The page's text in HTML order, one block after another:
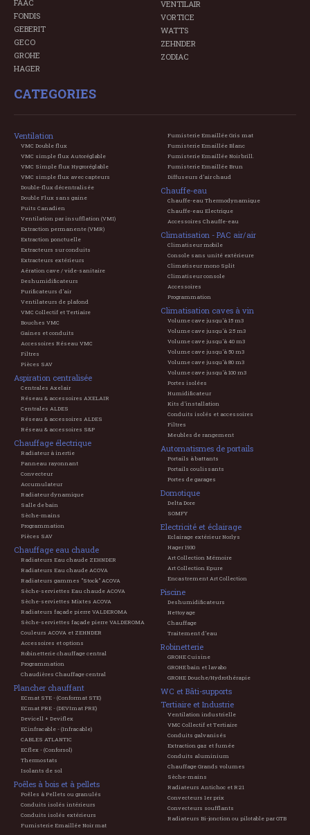
FAAC
FONDIS
GEBERIT
GECO
GROHE
HAGER
VENTILAIR
VORTICE
WATTS
ZEHNDER
ZODIAC
CATEGORIES
Ventilation
VMC Double flux
VMC simple flux Autoréglable
VMC Simple flux Hygroréglable
VMC simple flux avec capteurs
Double-flux décentralisée
Double Flux sans gaine
Puits Canadien
Ventilation par insufflation (VMI)
Extraction permanente (VMR)
Extraction ponctuelle
Extracteurs sur conduits
Extracteurs extérieurs
Aération cave / vide-sanitaire
Deshumidificateurs
Purificateurs d'air
Ventilateurs de plafond
VMC Collectif et Tertiaire
Bouches VMC
Gaines et conduits
Accessoires Réseau VMC
Filtres
Pièces SAV
Aspiration centralisée
Centrales Axelair
Réseau & accessoires AXELAIR
Centrales ALDES
Réseau & accessoires ALDES
Réseau & accessoires S&P
Chauffage électrique
Radiateur à inertie
Panneau rayonnant
Convecteur
Accumulateur
Radiateur dynamique
Salle de bain
Sèche-mains
Programmation
Pièces SAV
Chauffage eau chaude
Radiateurs Eau chaude ZEHNDER
Radiateurs Eau chaude ACOVA
Radiateurs gammes "Stock" ACOVA
Sèche-serviettes Eau chaude ACOVA
Sèche-serviettes Mixtes ACOVA
Radiateurs façade pierre VALDEROMA
Sèche-serviettes façade pierre VALDEROMA
Couleurs ACOVA et ZEHNDER
Accessoires et options
Robinetterie chauffage central
Programmation
Chaudières Chauffage central
Plancher chauffant
ECmat STE - (Conformat STE)
ECmat PRE - (DEVImat PRE)
Devicell + Deviflex
ECinfracable - (Infracable)
CABLES ATLANTIC
ECflex - (Conforsol)
Thermostats
Isolants de sol
Poêles à bois et à pellets
Poêles à Pellets ou granulés
Conduits isolés intérieurs
Conduits isolés extérieurs
Fumisterie Emaillée Noir mat
Fumisterie Emaillée Gris mat
Fumisterie Emaillée Blanc
Fumisterie Emaillée Noir brill.
Fumisterie Emaillée Brun
Diffuseurs d'air chaud
Chauffe-eau
Chauffe-eau Thermodynamique
Chauffe-eau Electrique
Accessoires Chauffe-eau
Climatisation - PAC air/air
Climatiseur mobile
Console sans unité extérieure
Climatiseur mono Split
Climatiseur console
Accessoires
Programmation
Climatisation caves à vin
Volume cave jusqu'à 15 m3
Volume cave jusqu'à 25 m3
Volume cave jusqu'à 40 m3
Volume cave jusqu'à 50 m3
Volume cave jusqu'à 80 m3
Volume cave jusqu'à 100 m3
Portes isolées
Humidificateur
Kits d'installation
Conduits isolés et accessoires
Filtres
Meubles de rangement
Automatismes de portails
Portails à battants
Portails coulissants
Portes de garages
Domotique
Delta Dore
SOMFY
Electricité et éclairage
Eclairage extérieur Norlys
Hager 1930
Art Collection Mémoire
Art Collection Epure
Encastrement Art Collection
Piscine
Deshumidificateurs
Nettoyage
Chauffage
Traitement d'eau
Robinetterie
GROHE Cuisine
GROHE bain et lavabo
GROHE Douche/Hydrothérapie
WC et Bâti-supports
Tertiaire et Industrie
Ventilation industrielle
VMC Collectif et Tertiaire
Conduits galvanisés
Extraction gaz et fumée
Conduits aluminium
Chauffage Grands volumes
Sèche-mains
Radiateurs Antichoc et R21
Convecteurs 1er prix
Convecteurs soufflants
Radiateurs Bi-jonction ou pilotable par GTB